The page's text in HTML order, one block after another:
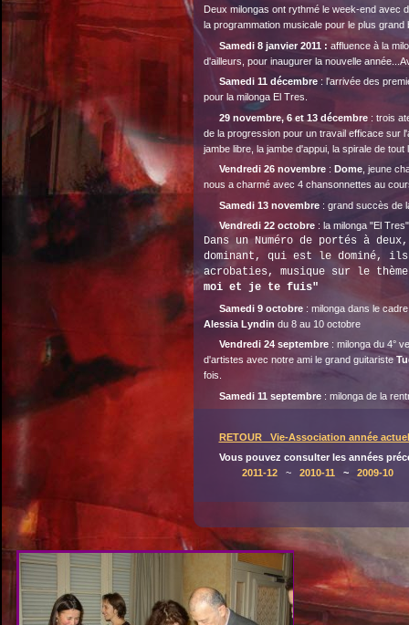
Deux milongas ont rythmé le week-end avec
la programmation musicale pour le plus
Samedi 8 janvier 2011 : affluence à la
d'ailleurs, pour inaugurer la nouvelle
Samedi 11 décembre: l'arrivée des
pour la milonga El Tres.
29 novembre, 6 et 13 décembre: trois
de la progression pour un travail efficace sur
jambe libre, la jambe d'appui, la spirale de tout
Vendredi 26 novembre: Dome, jeune
nous a charmé avec 4 chansonnettes au
Samedi 13 novembre : grand succès de
Vendredi 22 octobre: la milonga "El
Dans un Numéro de portés à
dominant, qui est le dominé,
acrobaties, musique sur le
moi et je te fuis"
Samedi 9 octobre: milonga dans le
Alessia Lyndin du 8 au 10 octobre
Vendredi 24 septembre: milonga du 4°
d'artistes avec notre ami le grand guitariste
fois.
Samedi 11 septembre : milonga de la
RETOUR Vie-Association année
Vous pouvez consulter les années
2011-12 ~ 2010-11 ~ 2009-10